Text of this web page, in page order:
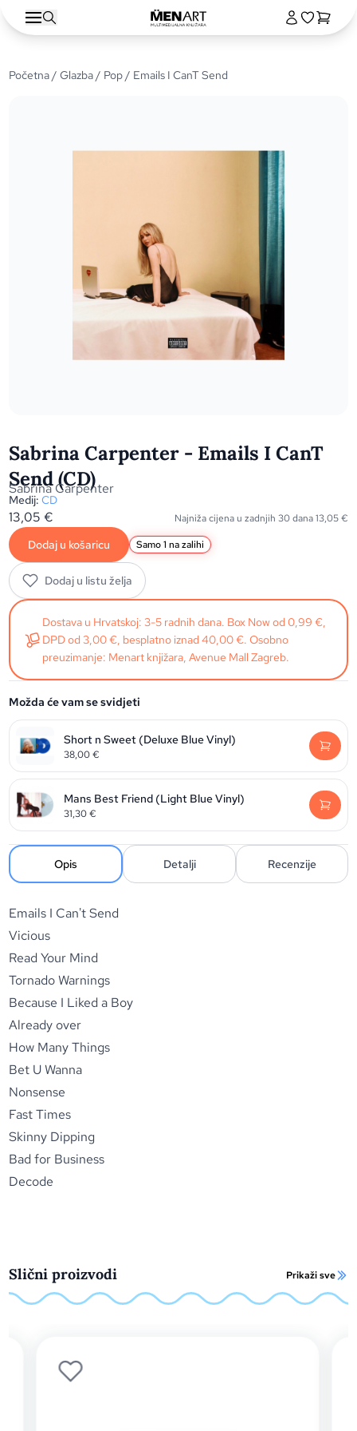
Početna/Glazba/ Pop/ Emails I CanT Send
Sabrina Carpenter - Emails I CanT
Send (CD)
Sabrina Carpenter
Medij: CD
13,05€ Najniža cijena u zadnjih 30 dana13,05€
Dodaj u košaricu Samo 1 na zalihi
Dodaj u listu želja
Dostava u Hrvatskoj: 3-5 radnih dana. Box Now od 0,99 €,
DPD od 3,00 €, besplatno iznad 40,00 €. Osobno
preuzimanje: Menart knjižara, Avenue Mall Zagreb.
Možda će vam se svidjeti
Short n Sweet (Deluxe Blue Vinyl)
38,00€
Mans Best Friend (Light Blue Vinyl)
31,30€
Opis Detalji Recenzije
Emails I Can't Send
Vicious
Read Your Mind
Tornado Warnings
Because I Liked a Boy
Already over
How Many Things
Bet U Wanna
Nonsense
Fast Times
Skinny Dipping
Bad for Business
Decode
Slični proizvodi Prikaži sve